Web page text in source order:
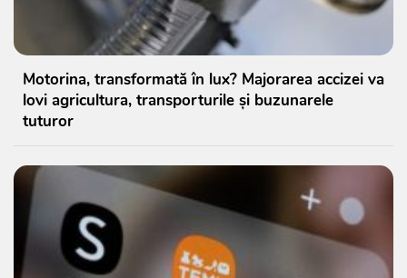
Motorina, transformată în lux? Majorarea accizei va
lovi agricultura, transporturile și buzunarele
tuturor